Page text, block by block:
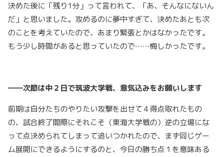
決めた後に「残り1分」って言われて、「あ、そんなにないん
だ」と思いました。攻めるのに夢中すぎて、決めたあとも次
のことを考えていたので、あまり緊張とかはなかったです。
もう少し時間があると思っていたので……悔しかったです。
――次節は中２日で筑波大学戦、意気込みをお願いします
前期は自分たちのやりたい攻撃を出せて４得点取れたもの
の、試合終了間際にそれこそ（東海大学戦の）逆の立場にな
って点決められてしまって追いつかれたので、まず同じゲー
ム展開にできるようにするのと、今日の勝ち点１を意味ある